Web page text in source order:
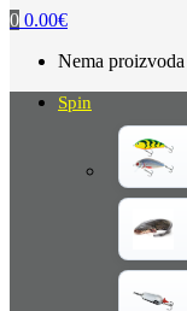
0 0.00€
Nema
Spin